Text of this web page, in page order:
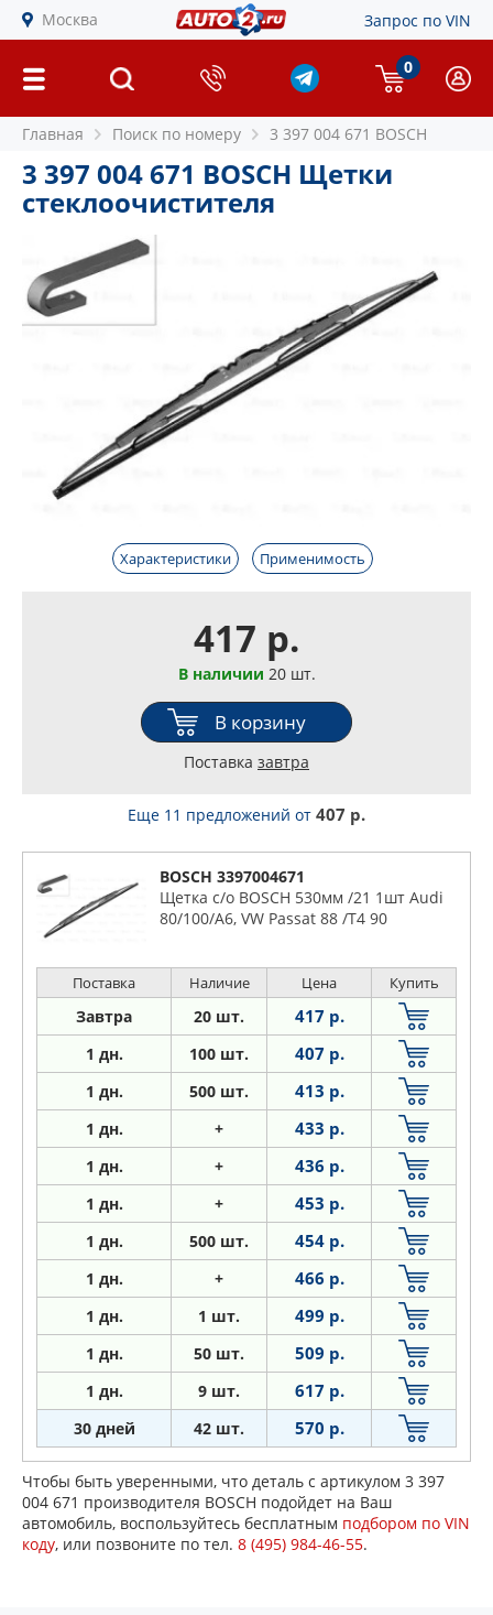
Москва Запрос по VIN
0
Главная Поиск по номеру 3 397 004 671 BOSCH
3 397 004 671 BOSCH Щетки
стеклоочистителя
Характеристики Применимость
417 р.
В наличии 20 шт.
В корзину
Поставка завтра
Еще 11 предложений от 407 р.
BOSCH 3397004671
Щетка с/о BOSCH 530мм /21 1шт Audi
80/100/A6, VW Passat 88 /T4 90
Поставка Наличие Цена Купить
Завтра 20 шт. 417 р.
1 дн. 100 шт. 407 р.
1 дн. 500 шт. 413 р.
1 дн. + 433 р.
1 дн. + 436 р.
1 дн. + 453 р.
1 дн. 500 шт. 454 р.
1 дн. + 466 р.
1 дн. 1 шт. 499 р.
1 дн. 50 шт. 509 р.
1 дн. 9 шт. 617 р.
30 дней 42 шт. 570 р.
Чтобы быть уверенными, что деталь с артикулом 3 397
004 671 производителя BOSCH подойдет на Ваш
автомобиль, воспользуйтесь бесплатным подбором по VIN
коду, или позвоните по тел. 8 (495) 984-46-55.